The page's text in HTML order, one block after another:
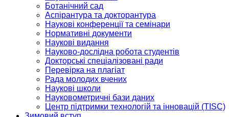
Ботанічний сад
Аспірантура та докторантура
Наукові конференції та семінари
Нормативні документи
Наукові видання
Науково-дослідна робота студентів
Докторські спеціалізовані ради
Перевірка на плагіат
Рада молодих вчених
Наукові школи
Науковометричні бази даних
Центр підтримки технологій та інновацій (TISC)